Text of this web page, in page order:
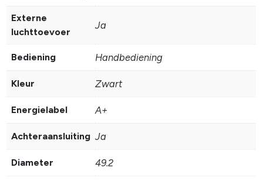
Externe
luchttoevoer
Ja
Bediening Handbediening
Kleur Zwart
Energielabel A+
Achteraansluiting Ja
Diameter 49.2